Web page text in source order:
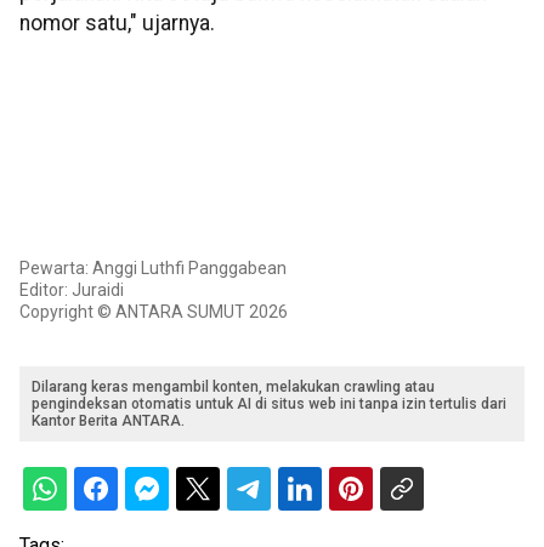
nomor satu," ujarnya.
Pewarta: Anggi Luthfi Panggabean
Editor: Juraidi
Copyright © ANTARA SUMUT 2026
Dilarang keras mengambil konten, melakukan crawling atau
pengindeksan otomatis untuk AI di situs web ini tanpa izin tertulis dari
Kantor Berita ANTARA.